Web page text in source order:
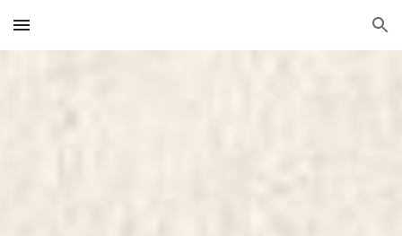
Skip to main content Skip to navigation